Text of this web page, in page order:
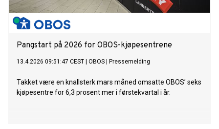
Pangstart på 2026 for OBOS-kjøpesentrene
13.4.2026 09:51:47 CEST OBOS Pressemelding
Takket være en knallsterk mars måned omsatte OBOS’ seks
kjøpesentre for 6,3 prosent mer i førstekvartal i år.